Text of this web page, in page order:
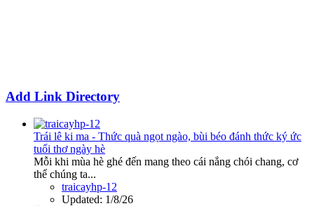
Add Link Directory
Trái lê ki ma - Thức quà ngọt ngào, bùi béo đánh thức ký ức
tuổi thơ ngày hè
Mỗi khi mùa hè ghé đến mang theo cái nắng chói chang, cơ
thể chúng ta...
traicayhp-12
Updated: 1/8/26